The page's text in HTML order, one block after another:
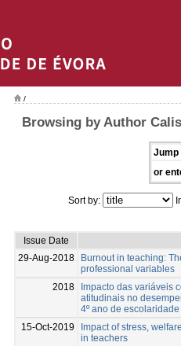
/
Browsing by Author
Jump
or
Sort by:
Issue Date
29-Aug-2018
Burnout in teaching:
professional variables
2018
Impacto das variáveis
atitudinais no
4º ano de
15-Oct-2019
Impact of stress,
in teachers